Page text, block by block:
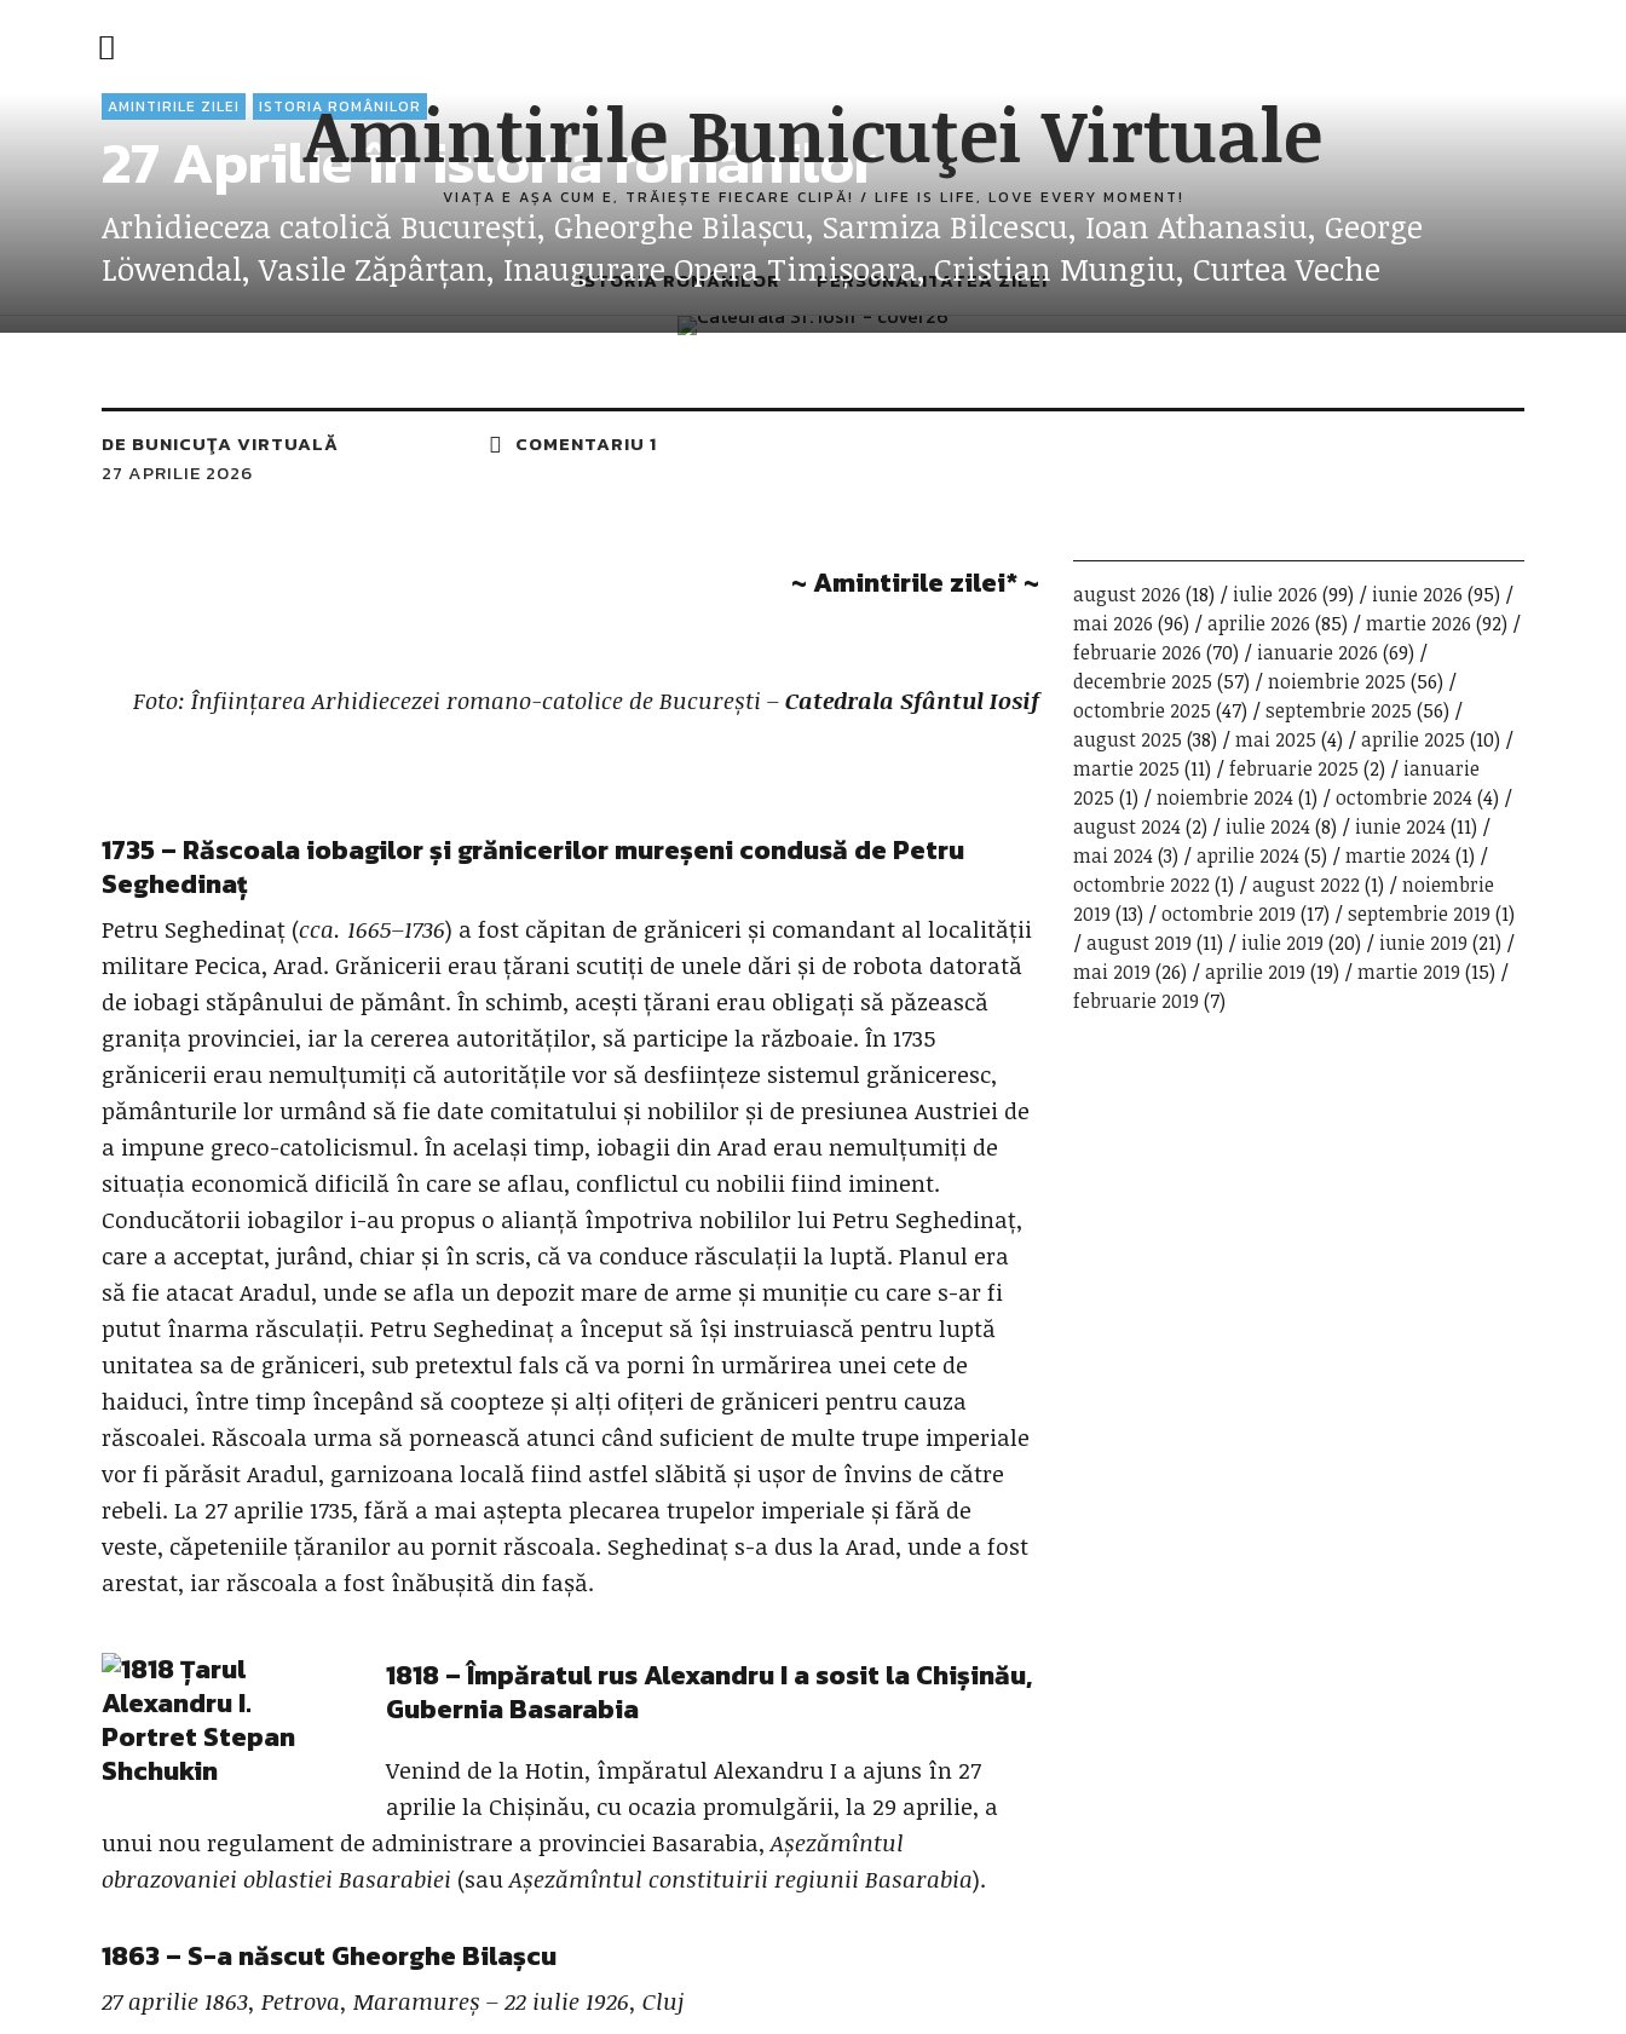
Amintirile Bunicuţei Virtuale
VIAȚA E AȘA CUM E, TRĂIEȘTE FIECARE CLIPĂ! / LIFE IS LIFE, LOVE EVERY MOMENT!
ISTORIA ROMÂNILOR PERSONALITATEA ZILEI
AMINTIRILE ZILEI ISTORIA ROMÂNILOR
27 Aprilie în istoria românilor
Arhidieceza catolică București, Gheorghe Bilașcu, Sarmiza Bilcescu, Ioan Athanasiu, George
Löwendal, Vasile Zăpârțan, Inaugurare Opera Timișoara, Cristian Mungiu, Curtea Veche
DE BUNICUŢA VIRTUALĂ
27 APRILIE 2026
COMENTARIU 1
~ Amintirile zilei*~
Foto: Înființarea Arhidiecezei romano-catolice de București –Catedrala Sfântul Iosif
1735 – Răscoala iobagilor și grănicerilor mureșeni condusă de Petru
Seghedinaț
Petru Seghedinaț (cca. 1665–1736) a fost căpitan de grăniceri și comandant al localității
militare Pecica, Arad. Grănicerii erau țărani scutiți de unele dări și de robota datorată
de iobagi stăpânului de pământ. În schimb, acești țărani erau obligați să păzească
granița provinciei, iar la cererea autorităților, să participe la războaie. În 1735
grănicerii erau nemulțumiți că autoritățile vor să desființeze sistemul grăniceresc,
pământurile lor urmând să fie date comitatului și nobililor și de presiunea Austriei de
a impune greco-catolicismul. În același timp, iobagii din Arad erau nemulțumiți de
situația economică dificilă în care se aflau, conflictul cu nobilii fiind iminent.
Conducătorii iobagilor i-au propus o alianță împotriva nobililor lui Petru Seghedinaț,
care a acceptat, jurând, chiar și în scris, că va conduce răsculații la luptă. Planul era
să fie atacat Aradul, unde se afla un depozit mare de arme și muniție cu care s-ar fi
putut înarma răsculații. Petru Seghedinaț a început să își instruiască pentru luptă
unitatea sa de grăniceri, sub pretextul fals că va porni în urmărirea unei cete de
haiduci, între timp începând să coopteze și alți ofițeri de grăniceri pentru cauza
răscoalei. Răscoala urma să pornească atunci când suficient de multe trupe imperiale
vor fi părăsit Aradul, garnizoana locală fiind astfel slăbită și ușor de învins de către
rebeli. La 27 aprilie 1735, fără a mai aștepta plecarea trupelor imperiale și fără de
veste, căpeteniile țăranilor au pornit răscoala. Seghedinaț s-a dus la Arad, unde a fost
arestat, iar răscoala a fost înăbușită din fașă.
1818 – Împăratul rusAlexandru I a sosit la Chișinău,
Gubernia Basarabia
Venind de la Hotin, împăratul Alexandru I a ajuns în 27
aprilie la Chișinău, cu ocazia promulgării, la 29 aprilie, a
unui nou regulament de administrare a provinciei Basarabia,Așezămîntul
obrazovaniei oblastiei Basarabiei (sauAșezămîntul constituirii regiunii Basarabia).
1863– S-a născut Gheorghe Bilașcu
27 aprilie 1863, Petrova, Maramureș – 22 iulie 1926, Cluj
august 2026 (18) iulie 2026 (99) iunie 2026 (95)
mai 2026 (96) aprilie 2026 (85) martie 2026 (92)
februarie 2026 (70) ianuarie 2026 (69)
decembrie 2025 (57) noiembrie 2025 (56)
octombrie 2025 (47) septembrie 2025 (56)
august 2025 (38) mai 2025 (4) aprilie 2025 (10)
martie 2025 (11) februarie 2025 (2)
ianuarie
2025 (1) noiembrie 2024(1) octombrie 2024(4)
august 2024(2) iulie 2024(8) iunie 2024(11)
mai 2024(3) aprilie 2024(5) martie 2024(1)
octombrie 2022(1) august 2022(1)
noiembrie
2019 (13) octombrie 2019 (17) septembrie 2019 (1)
august 2019 (11) iulie 2019 (20) iunie 2019 (21)
mai 2019 (26) aprilie 2019 (19) martie 2019 (15)
februarie 2019 (7)